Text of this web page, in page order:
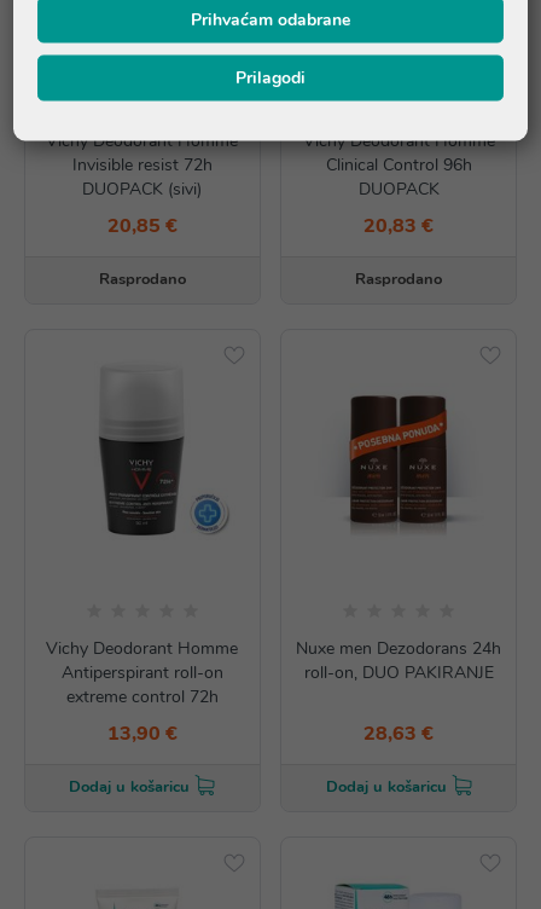
Vichy Deodorant Homme
Invisible resist 72h
DUOPACK (sivi)
20,85 €
Rasprodano
Vichy Deodorant Homme
Clinical Control 96h
DUOPACK
20,83 €
Rasprodano
Vichy Deodorant Homme
Antiperspirant roll-on
extreme control 72h
13,90 €
Dodaj u košaricu
Nuxe men Dezodorans 24h
roll-on, DUO PAKIRANJE
28,63 €
Dodaj u košaricu
Prihvaćam odabrane
Prilagodi